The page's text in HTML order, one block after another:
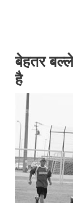
बेहतर
है